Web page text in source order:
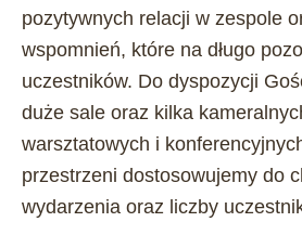
pozytywnych relacji w zespole
wspomnień, które na długo
uczestników. Do dyspozycji
duże sale oraz kilka
warsztatowych i
przestrzeni dostosowujemy do
wydarzenia oraz liczby